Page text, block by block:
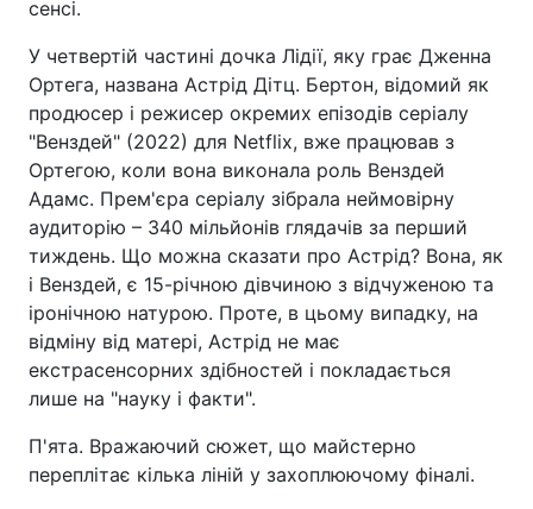
сенсі.
У четвертій частині дочка Лідії, яку грає Дженна
Ортега, названа Астрід Дітц. Бертон, відомий як
продюсер і режисер окремих епізодів серіалу
"Венздей" (2022) для Netflix, вже працював з
Ортегою, коли вона виконала роль Венздей
Адамс. Прем'єра серіалу зібрала неймовірну
аудиторію – 340 мільйонів глядачів за перший
тиждень. Що можна сказати про Астрід? Вона, як
і Венздей, є 15-річною дівчиною з відчуженою та
іронічною натурою. Проте, в цьому випадку, на
відміну від матері, Астрід не має
екстрасенсорних здібностей і покладається
лише на "науку і факти".
П'ята. Вражаючий сюжет, що майстерно
переплітає кілька ліній у захоплюючому фіналі.